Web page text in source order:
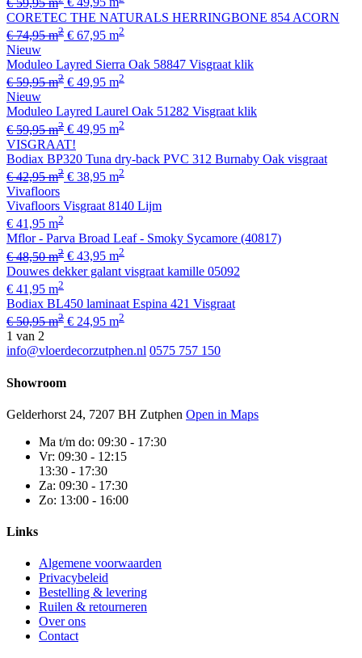
CORETEC THE NATURALS HERRINGBONE 854 ACORN
€ 74,95 m2 € 67,95 m2
Nieuw
Moduleo Layred Sierra Oak 58847 Visgraat klik
€ 59,95 m2 € 49,95 m2
Nieuw
Moduleo Layred Laurel Oak 51282 Visgraat klik
€ 59,95 m2 € 49,95 m2
VISGRAAT!
Bodiax BP320 Tuna dry-back PVC 312 Burnaby Oak visgraat
€ 42,95 m2 € 38,95 m2
Vivafloors
Vivafloors Visgraat 8140 Lijm
€ 41,95 m2
Mflor - Parva Broad Leaf - Smoky Sycamore (40817)
€ 48,50 m2 € 43,95 m2
Douwes dekker galant visgraat kamille 05092
€ 41,95 m2
Bodiax BL450 laminaat Espina 421 Visgraat
€ 50,95 m2 € 24,95 m2
1 van 2
info@vloerdecorzutphen.nl 0575 757 150
Showroom
Gelderhorst 24, 7207 BH Zutphen Open in Maps
Ma t/m do: 09:30 - 17:30
Vr: 09:30 - 12:15
13:30 - 17:30
Za: 09:30 - 17:30
Zo: 13:00 - 16:00
Links
Algemene voorwaarden
Privacybeleid
Bestelling & levering
Ruilen & retourneren
Over ons
Contact